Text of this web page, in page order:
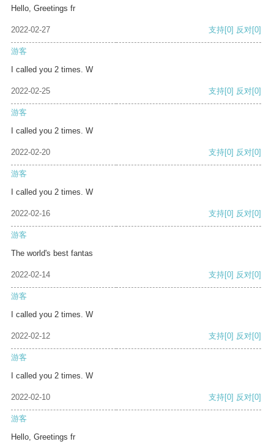
Hello, Greetings fr
2022-02-27 支持[0] 反对[0]
游客
I called you 2 times. W
2022-02-25 支持[0] 反对[0]
游客
I called you 2 times. W
2022-02-20 支持[0] 反对[0]
游客
I called you 2 times. W
2022-02-16 支持[0] 反对[0]
游客
The world's best fantas
2022-02-14 支持[0] 反对[0]
游客
I called you 2 times. W
2022-02-12 支持[0] 反对[0]
游客
I called you 2 times. W
2022-02-10 支持[0] 反对[0]
游客
Hello, Greetings fr